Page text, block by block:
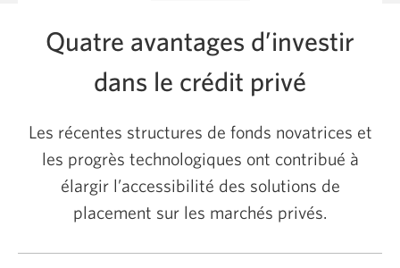
Quatre avantages d’investir dans le crédit privé
Quatre avantages d’investir
dans le crédit privé
Les récentes structures de fonds novatrices et
les progrès technologiques ont contribué à
élargir l’accessibilité des solutions de
placement sur les marchés privés.